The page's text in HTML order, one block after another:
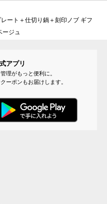
レーム：リボン
ッセージ：CONGRATS
行目：お名前
行目：なし
とは…
新定番BRUNO（ブルーノ）
ート＋仕切り鍋＋刻印ノブ ギフ
ージュ
アプリ
理がもっと便利に。
ーポンもお届けします。